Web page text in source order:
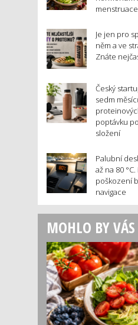
menstruace
Je jen pro
něm a ve
Znáte
Český
sedm
poptávku
složení
Palubní
až na 80
poškození
navigace
MOHLO BY